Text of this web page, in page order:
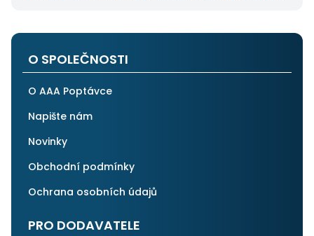
po všech stránkách plně spolehnout.
O SPOLEČNOSTI
O AAA Poptávce
Napište nám
Novinky
Obchodní podmínky
Ochrana osobních údajů
PRO DODAVATELE